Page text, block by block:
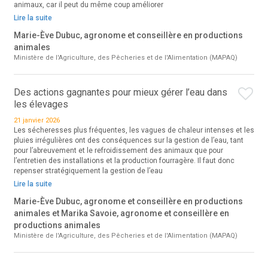
animaux, car il peut du même coup améliorer
Lire la suite
Marie-Ève Dubuc, agronome et conseillère en productions
animales
Ministère de l'Agriculture, des Pêcheries et de l'Alimentation (MAPAQ)
Des actions gagnantes pour mieux gérer l’eau dans
les élevages
21 janvier 2026
Les sécheresses plus fréquentes, les vagues de chaleur intenses et les
pluies irrégulières ont des conséquences sur la gestion de l’eau, tant
pour l’abreuvement et le refroidissement des animaux que pour
l’entretien des installations et la production fourragère. Il faut donc
repenser stratégiquement la gestion de l’eau
Lire la suite
Marie-Ève Dubuc, agronome et conseillère en productions
animales et Marika Savoie, agronome et conseillère en
productions animales
Ministère de l'Agriculture, des Pêcheries et de l'Alimentation (MAPAQ)